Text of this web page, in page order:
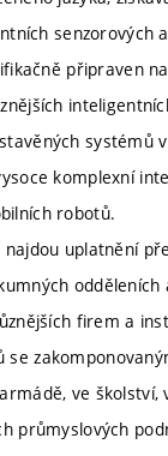
senzorových
připraven
systémů
komplexní
robotů.
uplatnění
odděleních
firem a
se
ve školství,
průmyslových